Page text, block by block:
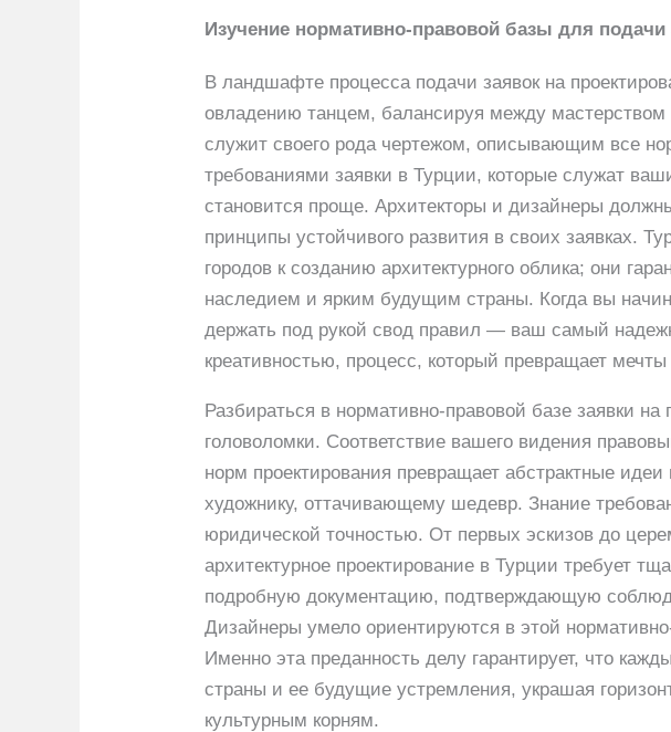
Изучение нормативно-правовой базы для подачи
В ландшафте процесса подачи заявок на
овладению танцем, балансируя между
служит своего рода чертежом, описывающим все
требованиями заявки в Турции, которые служат
становится проще. Архитекторы и дизайнеры
принципы устойчивого развития в своих заявках.
городов к созданию архитектурного облика; они
наследием и ярким будущим страны. Когда вы
держать под рукой свод правил — ваш самый
креативностью, процесс, который превращает
Разбираться в нормативно-правовой базе заявки
головоломки. Соответствие вашего видения
норм проектирования превращает абстрактные
художнику, оттачивающему шедевр. Знание
юридической точностью. От первых эскизов до
архитектурное проектирование в Турции требует
подробную документацию, подтверждающую
Дизайнеры умело ориентируются в этой
Именно эта преданность делу гарантирует, что
страны и ее будущие устремления, украшая
культурным корням.